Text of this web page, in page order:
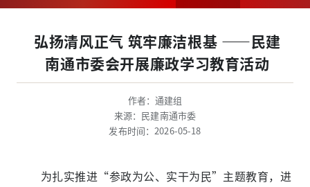
弘扬清风正气 筑牢廉洁根基 ——民建
南通市委会开展廉政学习教育活动
作者：通建组
来源：民建南通市委
发布时间：2026-05-18
为扎实推进“参政为公、实干为民”主题教育，进